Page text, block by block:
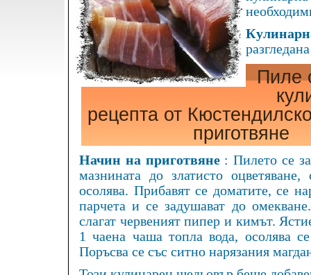
Пиле
рецепта от
приготвяне
Начин на приготвяне : Пилето се
мазнината до златисто оцветяване,
осолява. Прибавят се доматите, се
парчета и се задушават до
слагат червеният пипер и кимът.
1 чаена чаша топла вода, осолява
Поръсва се със ситно нарязания